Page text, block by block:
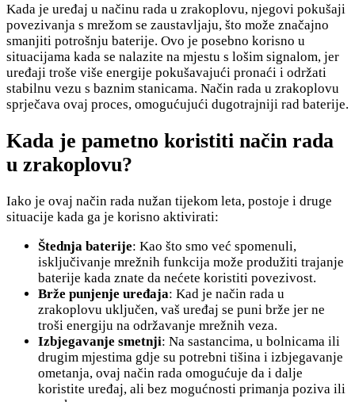
Kada je uređaj u načinu rada u zrakoplovu, njegovi pokušaji
povezivanja s mrežom se zaustavljaju, što može značajno
smanjiti potrošnju baterije. Ovo je posebno korisno u
situacijama kada se nalazite na mjestu s lošim signalom, jer
uređaji troše više energije pokušavajući pronaći i održati
stabilnu vezu s baznim stanicama. Način rada u zrakoplovu
sprječava ovaj proces, omogućujući dugotrajniji rad baterije.
Kada je pametno koristiti način rada
u zrakoplovu?
Iako je ovaj način rada nužan tijekom leta, postoje i druge
situacije kada ga je korisno aktivirati:
Štednja baterije: Kao što smo već spomenuli,
isključivanje mrežnih funkcija može produžiti trajanje
baterije kada znate da nećete koristiti povezivost.
Brže punjenje uređaja: Kad je način rada u
zrakoplovu uključen, vaš uređaj se puni brže jer ne
troši energiju na održavanje mrežnih veza.
Izbjegavanje smetnji: Na sastancima, u bolnicama ili
drugim mjestima gdje su potrebni tišina i izbjegavanje
ometanja, ovaj način rada omogućuje da i dalje
koristite uređaj, ali bez mogućnosti primanja poziva ili